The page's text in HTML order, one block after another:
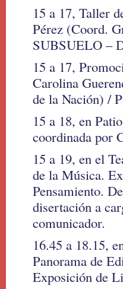
15 a 17, Taller
Pérez (Coord.
SUBSUELO –
15 a 17,
Carolina
de la Nación) /
15 a 18, en
coordinada por
15 a 19, en el
de la Música.
Pensamiento.
disertación a
comunicador.
16.45 a 18.15,
Panorama de
Exposición de